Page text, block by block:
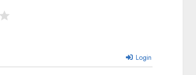
Login